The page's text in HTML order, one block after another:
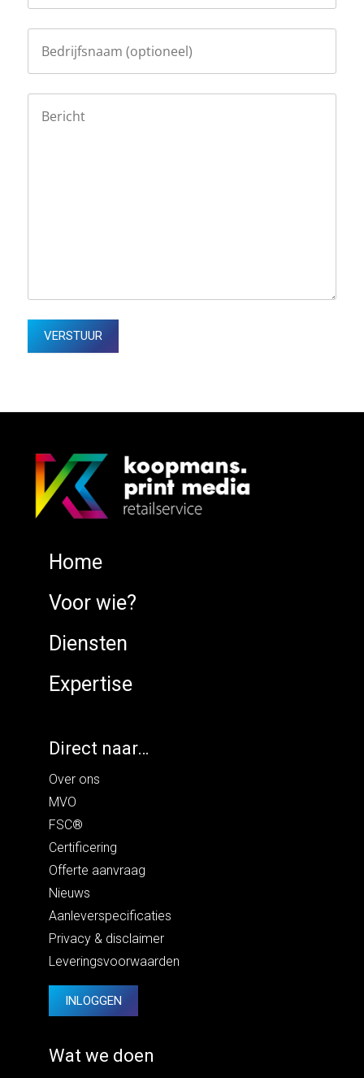
Home
Voor wie?
Diensten
Expertise
Direct naar…
Over ons
MVO
FSC®
Certificering
Offerte aanvraag
Nieuws
Aanleverspecificaties
Privacy & disclaimer
Leveringsvoorwaarden
INLOGGEN
Wat we doen